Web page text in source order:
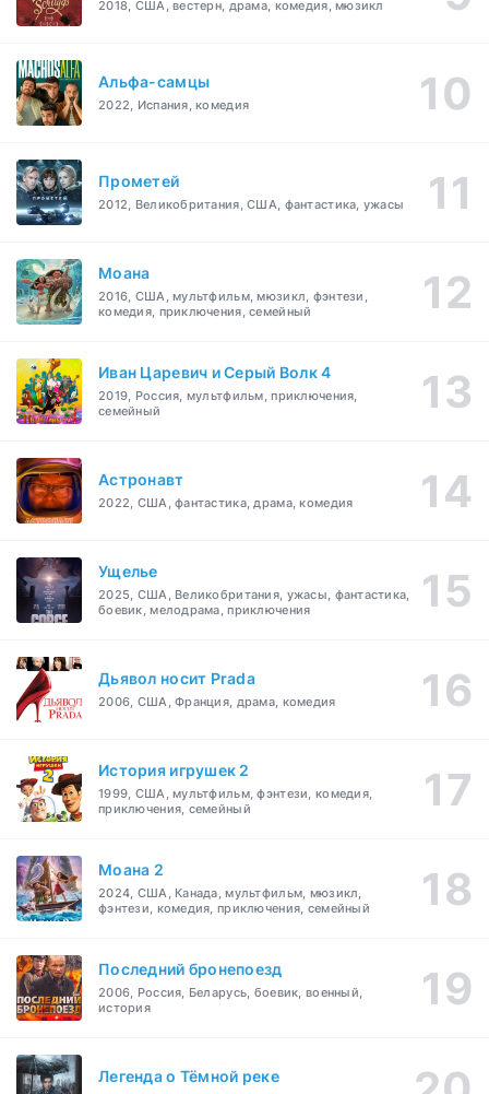
2018, США, вестерн, драма, комедия, мюзикл
Альфа-самцы
2022, Испания, комедия
Прометей
2012, Великобритания, США, фантастика, ужасы
Моана
2016, США, мультфильм, мюзикл, фэнтези,
комедия, приключения, семейный
Иван Царевич и Серый Волк 4
2019, Россия, мультфильм, приключения,
семейный
Астронавт
2022, США, фантастика, драма, комедия
Ущелье
2025, США, Великобритания, ужасы, фантастика,
боевик, мелодрама, приключения
Дьявол носит Prada
2006, США, Франция, драма, комедия
История игрушек 2
1999, США, мультфильм, фэнтези, комедия,
приключения, семейный
Моана 2
2024, США, Канада, мультфильм, мюзикл,
фэнтези, комедия, приключения, семейный
Последний бронепоезд
2006, Россия, Беларусь, боевик, военный,
история
Легенда о Тёмной реке